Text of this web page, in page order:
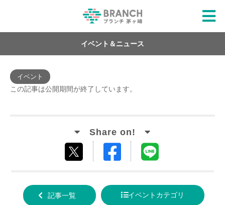
イベント＆ニュース
イベント
この記事は公開期間が終了しています。
する
Facebook
る
記事一覧 イベントカテゴリ